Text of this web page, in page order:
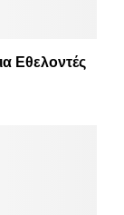
Εθελοντές